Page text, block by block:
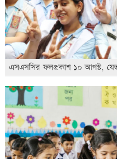
এসএসসির ফলপ্রকাশ ১০ আগস্ট,